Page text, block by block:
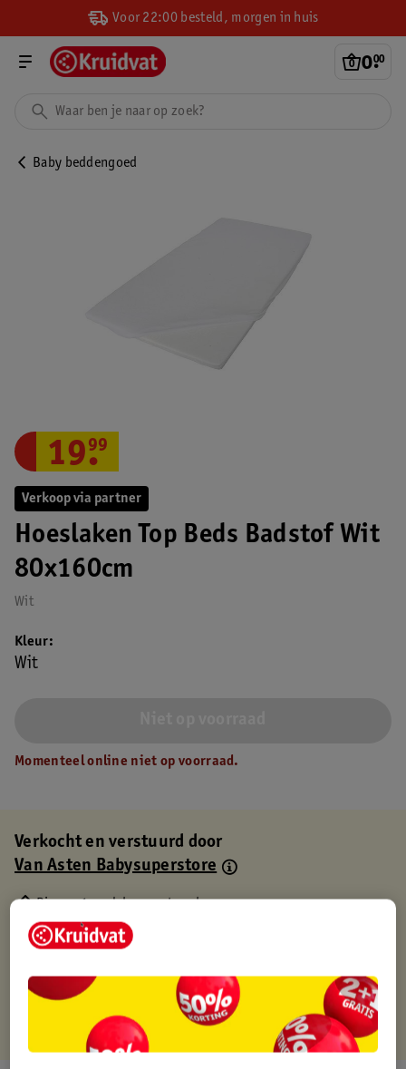
Voor 22:00 besteld, morgen in huis
0.
00
Baby beddengoed
Verkoop via partner
Hoeslaken Top Beds Badstof Wit
80x160cm
Wit
19.
99
Kleur
Wit
Momenteel online niet op voorraad.
Verkocht en verstuurd door
Van Asten Babysuperstore
Binnen 1 werkdag verstuurd
Gratis thuisbezorgd
Gratis retourneren via verkooppartner.